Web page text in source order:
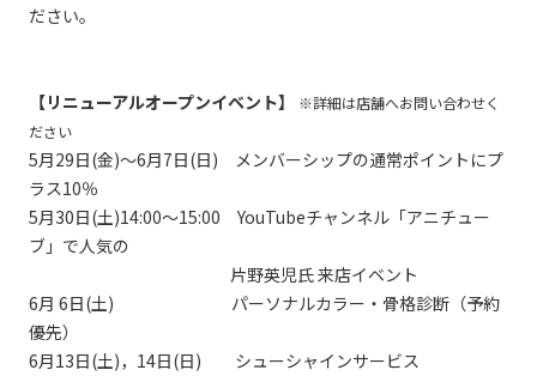
ださい。
【リニューアルオープンイベント】
※詳細は店舗へお問い合わせく
ださい
5月29日(金)～6月7日(日) メンバーシップの通常ポイントにプ
ラス10％
5月30日(土)14:00～15:00 YouTubeチャンネル「アニチュー
ブ」で人気の
片野英児氏 来店イベント
6月 6日(土) パーソナルカラー・骨格診断（予約
優先）
6月13日(土)，14日(日) シューシャインサービス